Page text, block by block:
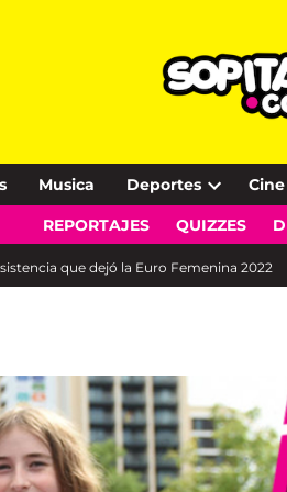
Musica Deportes
Open
dropdown
REPORTAJES QUIZZES
que dejó la Euro Femenina 2022